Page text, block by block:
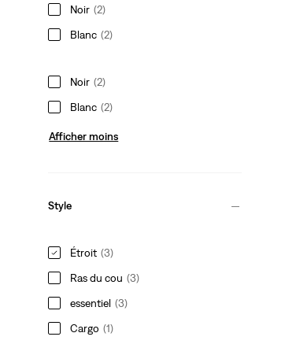
Noir (2)
Blanc (2)
Noir (2)
Blanc (2)
Afficher moins
Style
Étroit (3)
Ras du cou (3)
essentiel (3)
Cargo (1)